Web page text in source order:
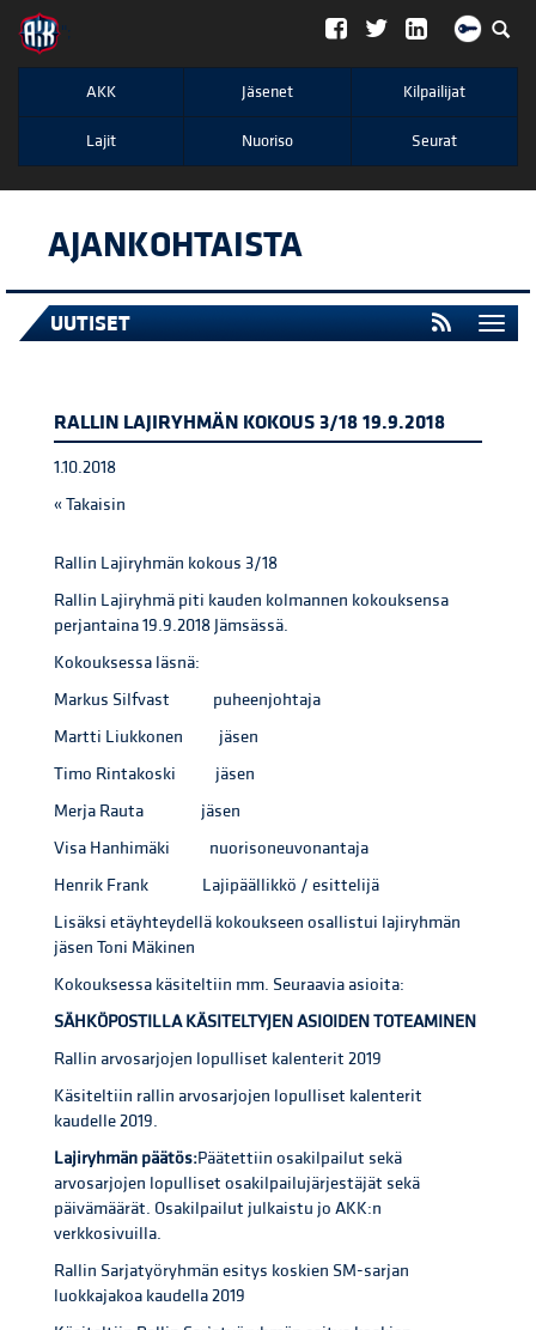
";
AKK Jäsenet Kilpailijat
Lajit Nuoriso Seurat
AJANKOHTAISTA
UUTISET
RALLIN LAJIRYHMÄN KOKOUS 3/18 19.9.2018
1.10.2018
« Takaisin
Rallin Lajiryhmän kokous 3/18
Rallin Lajiryhmä piti kauden kolmannen kokouksensa
perjantaina 19.9.2018 Jämsässä.
Kokouksessa läsnä:
Markus Silfvast puheenjohtaja
Martti Liukkonen jäsen
Timo Rintakoski jäsen
Merja Rauta jäsen
Visa Hanhimäki nuorisoneuvonantaja
Henrik Frank Lajipäällikkö / esittelijä
Lisäksi etäyhteydellä kokoukseen osallistui lajiryhmän
jäsen Toni Mäkinen
Kokouksessa käsiteltiin mm. Seuraavia asioita:
SÄHKÖPOSTILLA KÄSITELTYJEN ASIOIDEN TOTEAMINEN
Rallin arvosarjojen lopulliset kalenterit 2019
Käsiteltiin rallin arvosarjojen lopulliset kalenterit
kaudelle 2019.
Lajiryhmän päätös:Päätettiin osakilpailut sekä
arvosarjojen lopulliset osakilpailujärjestäjät sekä
päivämäärät. Osakilpailut julkaistu jo AKK:n
verkkosivuilla.
Rallin Sarjatyöryhmän esitys koskien SM-sarjan
luokkajakoa kaudella 2019